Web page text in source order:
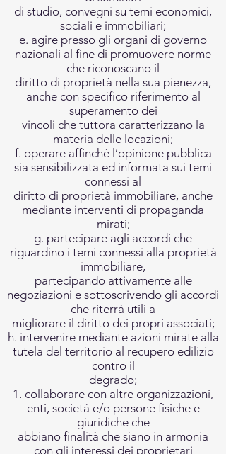
di studio, convegni su temi economici,
sociali e immobiliari;
e. agire presso gli organi di governo
nazionali al fine di promuovere norme
che riconoscano il
diritto di proprietà nella sua pienezza,
anche con specifico riferimento al
superamento dei
vincoli che tuttora caratterizzano la
materia delle locazioni;
f. operare affinché l’opinione pubblica
sia sensibilizzata ed informata sui temi
connessi al
diritto di proprietà immobiliare, anche
mediante interventi di propaganda
mirati;
g. partecipare agli accordi che
riguardino i temi connessi alla proprietà
immobiliare,
partecipando attivamente alle
negoziazioni e sottoscrivendo gli accordi
che riterrà utili a
migliorare il diritto dei propri associati;
h. intervenire mediante azioni mirate alla
tutela del territorio al recupero edilizio
contro il
degrado;
1. collaborare con altre organizzazioni,
enti, società e/o persone fisiche e
giuridiche che
abbiano finalità che siano in armonia
con gli interessi dei proprietari